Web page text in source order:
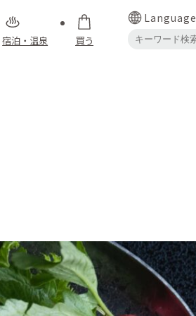
宿泊・温泉 買う
Language